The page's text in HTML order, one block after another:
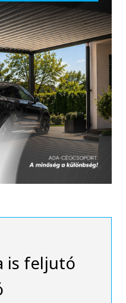
is feljutó